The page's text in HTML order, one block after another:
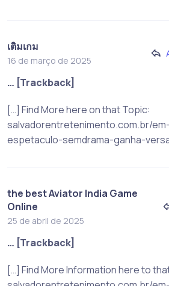
เติมเกม
16 de março de 2025
… [Trackback]
[…] Find More here on that Topic:
salvadorentretenimento.com.br/
espetaculo-semdrama-ganha-
the best Aviator India Game
Online
25 de abril de 2025
… [Trackback]
[…] Find More Information here to